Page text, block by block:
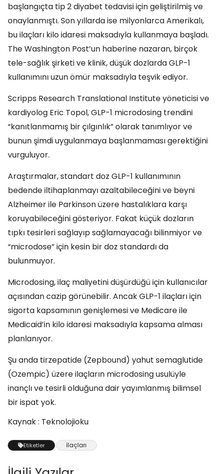
başlangıçta tip 2 diyabet tedavisi için geliştirilmiş ve
onaylanmıştı. Son yıllarda ise milyonlarca Amerikalı,
bu ilaçları kilo idaresi maksadıyla kullanmaya başladı.
The Washington Post’un haberine nazaran, birçok
tele-sağlık şirketi ve klinik, düşük dozlarda GLP-1
kullanımını uzun ömür maksadıyla teşvik ediyor.
Scripps Research Translational Institute yöneticisi ve
kardiyolog Eric Topol, GLP-1 microdosing trendini
“kanıtlanmamış bir çılgınlık” olarak tanımlıyor ve
bunun şimdi uygulanmaya başlanmaması gerektiğini
vurguluyor.
Araştırmalar, standart doz GLP-1 kullanımının
bedende iltihaplanmayı azaltabileceğini ve beyni
Alzheimer ile Parkinson üzere hastalıklara karşı
koruyabileceğini gösteriyor. Fakat küçük dozların
tıpkı tesirleri sağlayıp sağlamayacağı bilinmiyor ve
“microdose” için kesin bir doz standardı da
bulunmuyor.
Microdosing, ilaç maliyetini düşürdüğü için kullanıcılar
açısından cazip görünebilir. Ancak GLP-1 ilaçları için
sigorta kapsamının genişlemesi ve Medicare ile
Medicaid’in kilo idaresi maksadıyla kapsama alması
planlanıyor.
Şu anda tirzepatide (Zepbound) yahut semaglutide
(Ozempic) üzere ilaçların microdosing usulüyle
inançlı ve tesirli olduğuna dair yayımlanmış bilimsel
bir ispat yok.
Kaynak : Teknolojioku
Etiketler İlaçları